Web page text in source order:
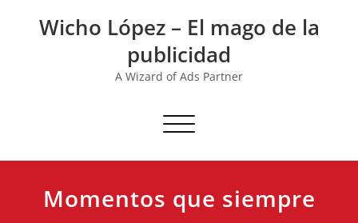
Wicho López – El mago de la
publicidad
A Wizard of Ads Partner
Toggle navigation
Momentos que siempre